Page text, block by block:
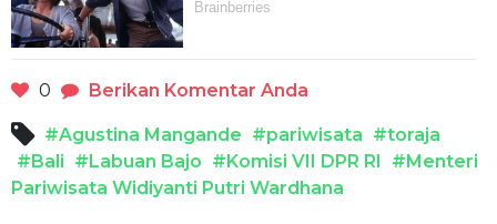
0 Berikan Komentar Anda
#Agustina Mangande #pariwisata #toraja
#Bali #Labuan Bajo #Komisi VII DPR RI
#Menteri
Pariwisata Widiyanti Putri Wardhana